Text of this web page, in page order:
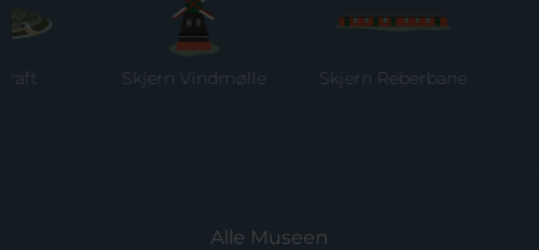
Skjern Vindmølle Skjern Reberbane
Alle Museen